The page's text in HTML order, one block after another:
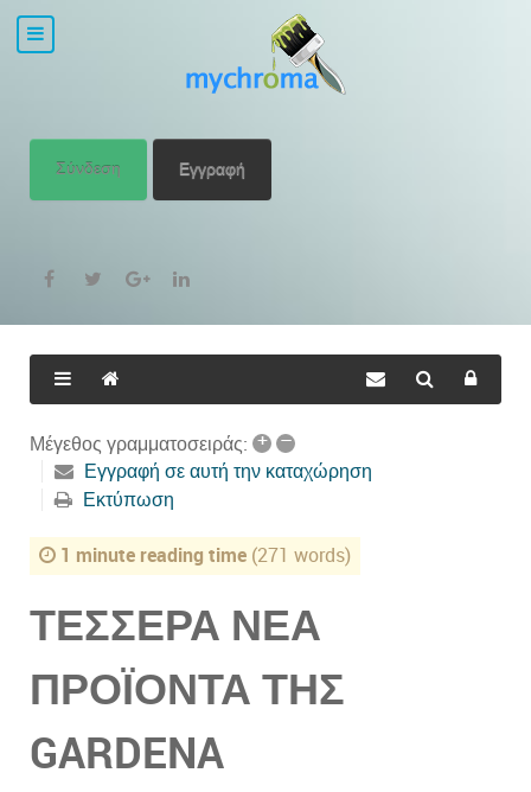
Σύνδεση Εγγραφή
Μέγεθος γραμματοσειράς: + –
Εγγραφή σε αυτή την καταχώρηση
Εκτύπωση
1 minute reading time (271 words)
ΤΕΣΣΕΡΑ ΝΕΑ
ΠΡΟΪΟΝΤΑ ΤΗΣ
GARDENA